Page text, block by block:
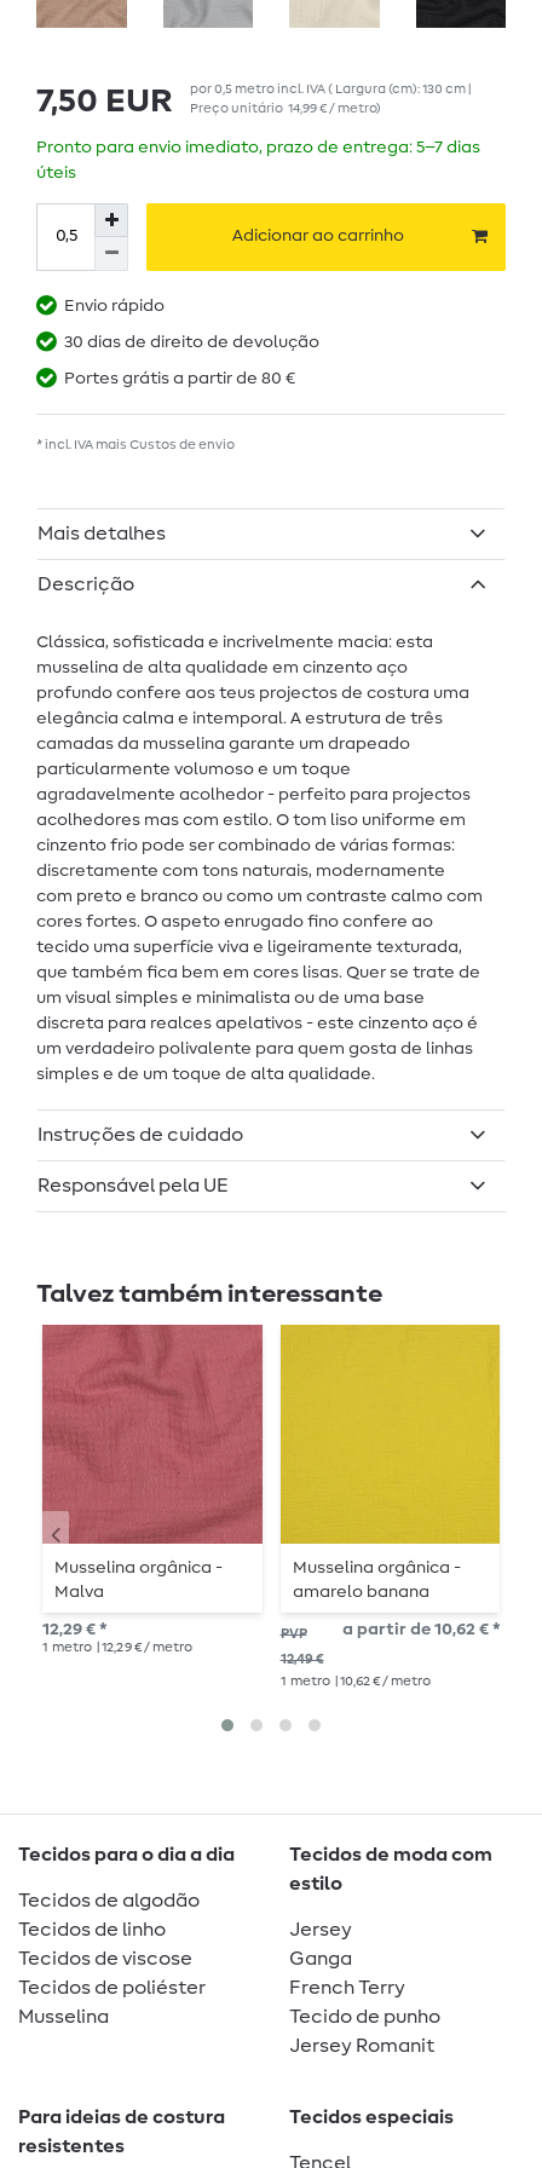
7,50 EUR por0,5 metroincl. IVA( Largura (cm): 130 cm |
Preço unitário 14,99 € / metro)
Pronto para envio imediato, prazo de entrega: 5–7 dias
úteis
Adicionar ao carrinho
Envio rápido
30 dias de direito de devolução
Portes grátis a partir de 80 €
* incl. IVA mais Custos de envio
Mais detalhes
Descrição
Clássica, sofisticada e incrivelmente macia: esta
musselina de alta qualidade em cinzento aço
profundo confere aos teus projectos de costura uma
elegância calma e intemporal. A estrutura de três
camadas da musselina garante um drapeado
particularmente volumoso e um toque
agradavelmente acolhedor - perfeito para projectos
acolhedores mas com estilo. O tom liso uniforme em
cinzento frio pode ser combinado de várias formas:
discretamente com tons naturais, modernamente
com preto e branco ou como um contraste calmo com
cores fortes. O aspeto enrugado fino confere ao
tecido uma superfície viva e ligeiramente texturada,
que também fica bem em cores lisas. Quer se trate de
um visual simples e minimalista ou de uma base
discreta para realces apelativos - este cinzento aço é
um verdadeiro polivalente para quem gosta de linhas
simples e de um toque de alta qualidade.
Instruções de cuidado
Responsável pela UE
Talvez também interessante
Musselina orgânica -
Malva
12,29 € *
1 metro | 12,29 € / metro
Musselina orgânica -
amarelo banana
PVP
12,49 €
a partir de 10,62 € *
1 metro | 10,62 € / metro
Tecidos para o dia a dia
Tecidos de algodão
Tecidos de linho
Tecidos de viscose
Tecidos de poliéster
Musselina
Tecidos de moda com
estilo
Jersey
Ganga
French Terry
Tecido de punho
Jersey Romanit
Para ideias de costura
resistentes
Tecidos especiais
Tencel